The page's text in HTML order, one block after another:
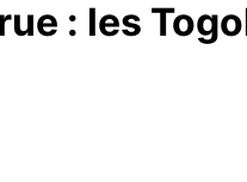
: les